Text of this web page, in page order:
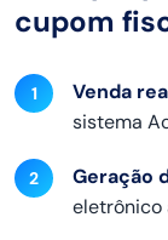
cupom
Venda
sistema
Geração
eletrônico